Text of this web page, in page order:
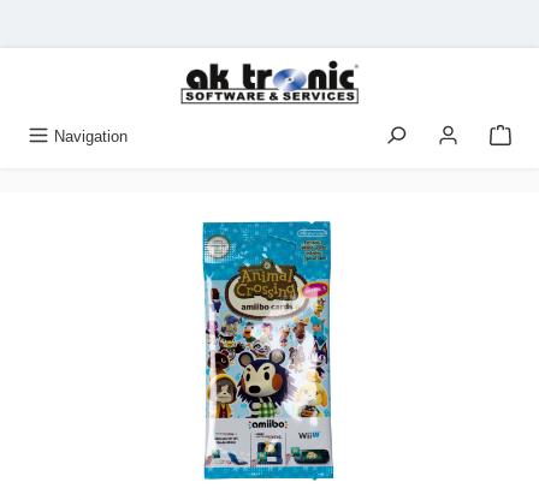
Navigation
Ignorer la galerie d'images